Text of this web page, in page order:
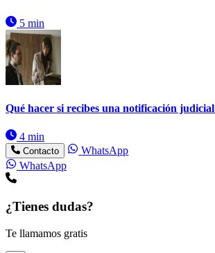
5 min
Qué hacer si recibes una notificación
4 min
Contacto
WhatsApp
WhatsApp
¿Tienes dudas?
Te llamamos gratis